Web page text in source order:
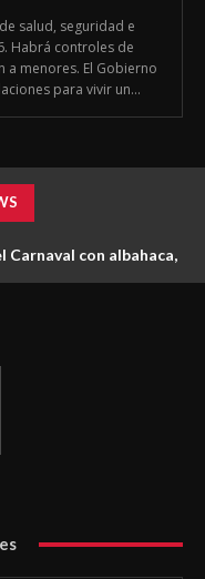
salud, seguridad e
Habrá controles de
menores. El Gobierno
para vivir un...
Carnaval con albahaca,